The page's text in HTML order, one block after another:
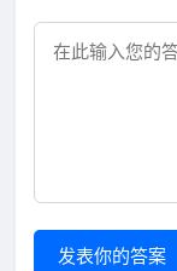
发表你的答案